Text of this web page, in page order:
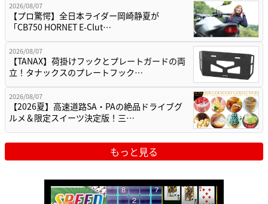
2026/08/07
【プロ驚愕】全日本ライダー岡崎静夏が
「CB750 HORNET E-Clut…
2026/08/07
【TANAX】荷掛けフックとプレートガードの両
立！タナックスのプレートフック…
2026/08/07
【2026夏】高速道路SA・PAの絶品ドライブグ
ルメ＆限定スイーツ決定版！三…
もっと見る